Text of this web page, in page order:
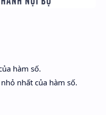
hàm số.
nhất của hàm số.